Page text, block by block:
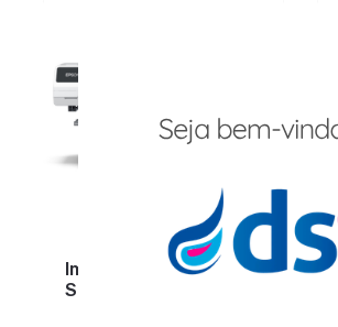
Impressora DTFilm
SureColor G9070